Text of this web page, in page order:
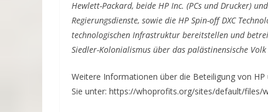
Hewlett-Packard, beide HP Inc. (PCs und Drucker)
Regierungsdienste, sowie die HP Spin-off DXC
technologischen Infrastruktur bereitstellen und
Siedler-Kolonialismus über das palästinensische
Weitere Informationen über die Beteiligung von
Sie unter: https://whoprofits.org/sites/default/files/